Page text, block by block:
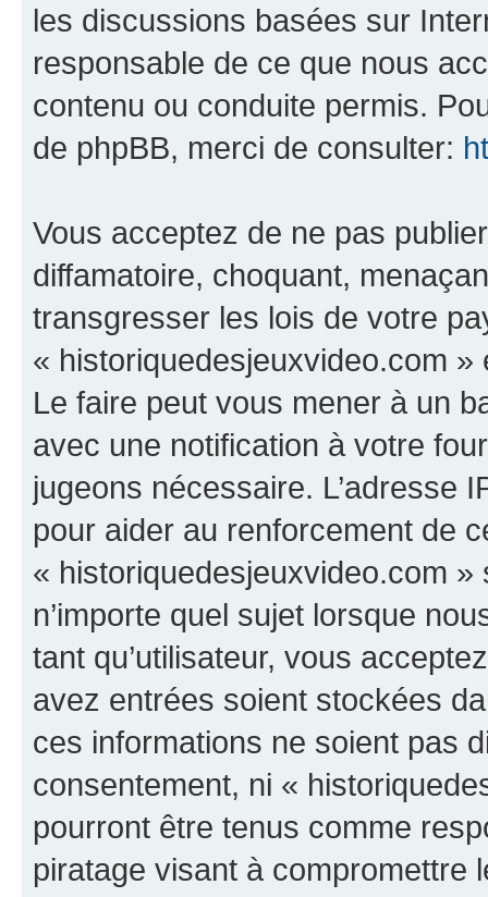
les discussions basées sur
responsable de ce que nous
contenu ou conduite permis.
de phpBB, merci de consulter:
Vous acceptez de ne pas
diffamatoire, choquant,
transgresser les lois de votre
« historiquedesjeuxvideo.com
Le faire peut vous mener à un
avec une notification à votre
jugeons nécessaire. L’adresse
pour aider au renforcement de
« historiquedesjeuxvideo.com
n’importe quel sujet lorsque
tant qu’utilisateur, vous
avez entrées soient stockées
ces informations ne soient pas
consentement, ni «
pourront être tenus comme
piratage visant à compromettre